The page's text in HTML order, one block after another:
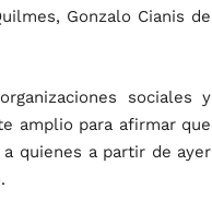
Gonzalo Cianis de
sociales y
amplio para afirmar que
quienes a partir de ayer